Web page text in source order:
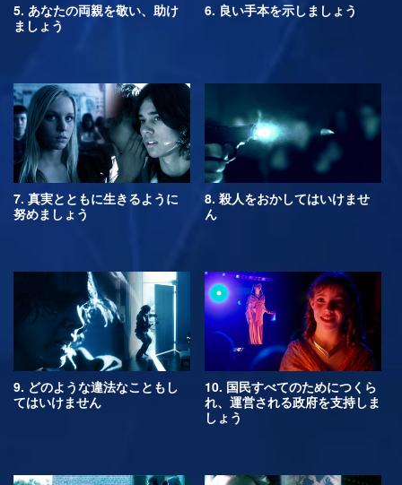
5. あなたの両親を敬い、助け
ましょう
6. 良い手本を示しましょう
7. 真実とともに生きるように
努めましょう
8. 殺人をおかしてはいけませ
ん
9. どのような違法なこともし
てはいけません
10. 国民すべてのためにつくら
れ、運営される政府を支持しま
しょう